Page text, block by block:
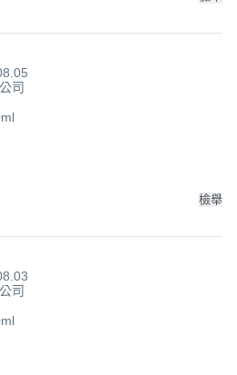
司
檢舉
司